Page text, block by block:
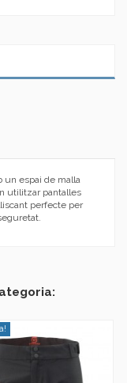
un espai de malla
utilitzar pantalles
perfecte per